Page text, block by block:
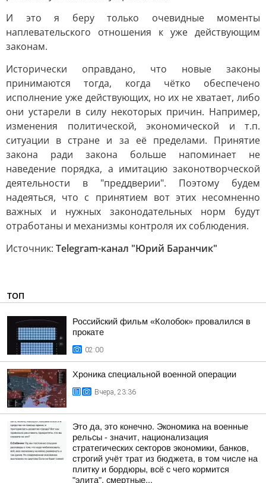
И это я беру только очевидные моменты
наплевательского отношения к уже действующим
законам.
Исторически оправдано, что новые законы
принимаются тогда, когда чётко обеспечено
исполнение уже действующих, но их не хватает, либо
они устарели в силу некоторых причин. Например,
изменения политической, экономической и т.п.
ситуации в стране и за её пределами. Принятие
закона ради закона больше напоминает не
наведение порядка, а имитацию законотворческой
деятельности в "преддверии". Поэтому будем
надеяться, что с принятием вот этих несомненно
важных и нужных законодательных норм будут
отработаны и механизмы контроля их соблюдения.
Источник: Telegram-канал "Юрий Баранчик"
ТОП
Российский фильм «Колобок» провалился в
прокате
02:00
Хроника специальной военной операции
Вчера, 23:36
Это да, это конечно. Экономика на военные
рельсы - значит, национализация
стратегических секторов экономики, банков,
строгий учёт трат из бюджета, в том числе на
плитку и бордюры, всё с чего кормится
"элита", смертные...